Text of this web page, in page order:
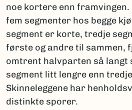
noe kortere enn
fem segmenter hos begge
segment er korte, tredje
første og andre til sammen,
omtrent halvparten så langt
segment litt lengre enn
Skinneleggene har
distinkte sporer.